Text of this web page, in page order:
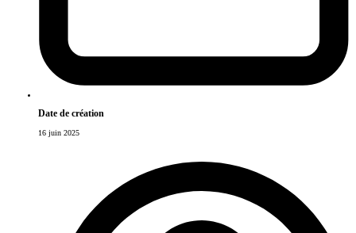
Date de création
16 juin 2025